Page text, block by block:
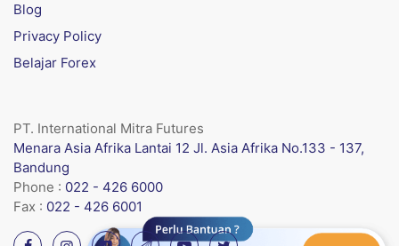
Blog
Privacy Policy
Belajar Forex
PT. International Mitra Futures
Menara Asia Afrika Lantai 12 Jl. Asia Afrika No.133 - 137,
Bandung
Phone : 022 - 426 6000
Fax : 022 - 426 6001